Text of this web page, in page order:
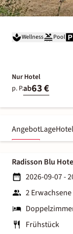
Wellness Pool
Nur Hotel
p. P.ab63 €
AngebotLage
Radisson Blu
2026-09-07 -
2 Erwachsene
Frühstück